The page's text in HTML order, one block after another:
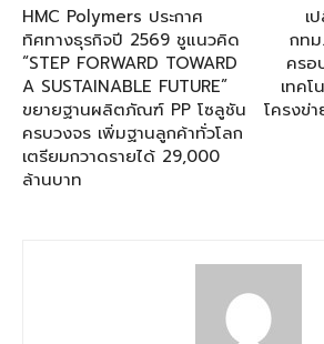
HMC Polymers ประกาศ
ทิศทางธุรกิจปี 2569 ชูแนวคิด
“STEP FORWARD TOWARD
A SUSTAINABLE FUTURE”
ขยายฐานผลิตภัณฑ์ PP โซลูชัน
ครบวงจร เพิ่มฐานลูกค้าทั่วโลก
เตรียมกวาดรายได้ 29,000
ล้านบาท
เ
กท
ครอ
เทค
โครงข่